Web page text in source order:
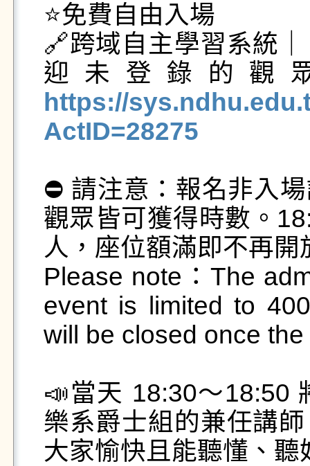
⭐免費自由入場
🔗跨域自主學習系統
迎未登錄的觀
https://
ActID=28275
⛔ 請注意：報名非入
觀眾皆可獲得時數。
人，座位額滿即不再開
Please note：The
event is limited to
will be closed once
📣當天 18:30～18:50
樂系爵士組的兼任講
大家愉快且能聽懂、聽